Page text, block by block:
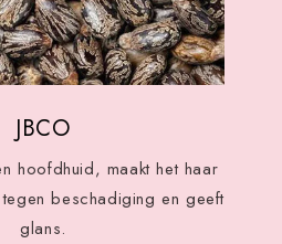
JBCO
hoofdhuid, maakt het haar
beschadiging en geeft
glans.